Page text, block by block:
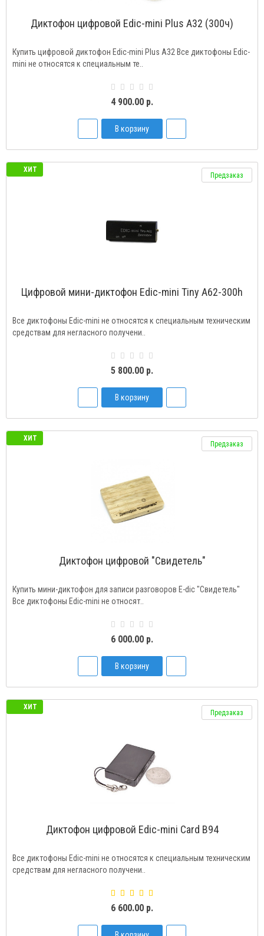
Диктофон цифровой Edic-mini Plus А32 (300ч)
Купить цифровой диктофон Edic-mini Plus A32 Все диктофоны Edic-
mini не относятся к специальным те..
4 900.00 р.
В корзину
ХИТ
Предзаказ
Цифровой мини-диктофон Edic-mini Tiny A62-300h
Все диктофоны Edic-mini не относятся к специальным техническим
средствам для негласного получени..
5 800.00 р.
В корзину
ХИТ
Предзаказ
Диктофон цифровой "Свидетель"
Купить мини-диктофон для записи разговоров E-dic "Свидетель"
Все диктофоны Edic-mini не относят..
6 000.00 р.
В корзину
ХИТ
Предзаказ
Диктофон цифровой Edic-mini Card B94
Все диктофоны Edic-mini не относятся к специальным техническим
средствам для негласного получени..
6 600.00 р.